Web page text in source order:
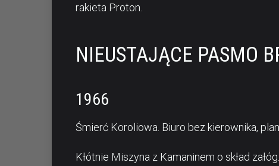
rakieta Proton.
NIEUSTAJĄCE PASMO
1966
Śmierć Koroliowa. Biuro bez kierownika,
Kłótnie Miszyna z Kamaninem o skład